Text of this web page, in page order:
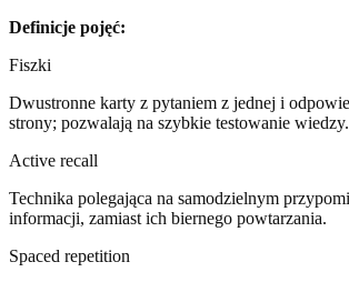
Definicje pojęć:
Fiszki
Dwustronne karty z pytaniem z jednej i
strony; pozwalają na szybkie testowanie wiedzy.
Active recall
Technika polegająca na samodzielnym
informacji, zamiast ich biernego powtarzania.
Spaced repetition